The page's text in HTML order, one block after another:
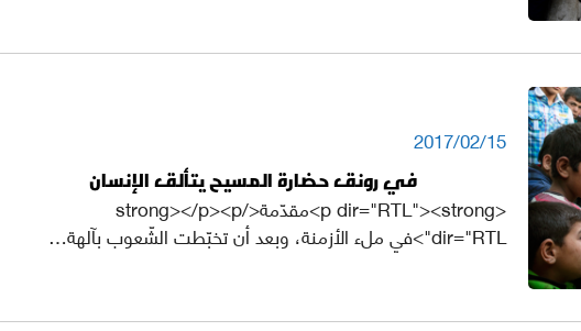
2017/02/15
في رونق حضارة المسيح يتألق الإنسان
<p dir="RTL"><strong>مقدّمة</strong></p><p
dir="RTL">في ملء الأزمنة، وبعد أن تخبّطت الشّعوب بآلهة…